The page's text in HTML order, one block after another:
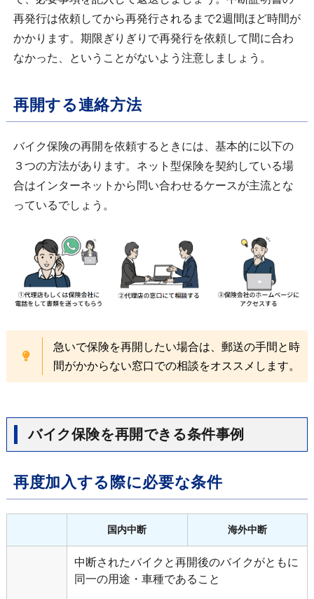
再発行は依頼してから再発行されるまで2週間ほど時間が
かかります。期限ぎりぎりで再発行を依頼して間に合わ
なかった、ということがないよう注意しましょう。
再開する連絡方法
バイク保険の再開を依頼するときには、基本的に以下の
３つの方法があります。ネット型保険を契約している場
合はインターネットから問い合わせるケースが主流とな
っているでしょう。
急いで保険を再開したい場合は、郵送の手間と時
間がかからない窓口での相談をオススメします。
バイク保険を再開できる条件事例
再度加入する際に必要な条件
国内中断 海外中断
中断されたバイクと再開後のバイクがともに
同一の用途・車種であること